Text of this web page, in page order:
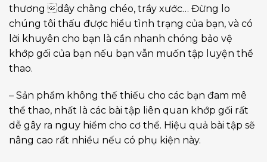
thương dây chằng chéo, trầy xước… Đừng lo
chúng tôi thấu được hiểu tình trạng của bạn, và có
lời khuyên cho bạn là cần nhanh chóng bảo vệ
khớp gối của bạn nếu bạn vẫn muốn tập luyện thể
thao.
– Sản phẩm không thế thiếu cho các bạn đam mê
thể thao, nhất là các bài tập liên quan khớp gối rất
dễ gây ra nguy hiểm cho cơ thể. Hiệu quả bài tập sẽ
nâng cao rất nhiều nếu có phụ kiện này.